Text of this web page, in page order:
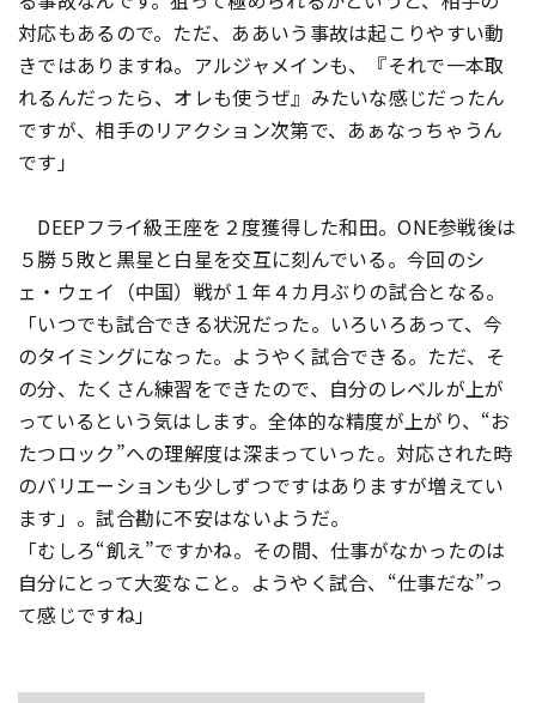
対応もあるので。ただ、ああいう事故は起こりやすい動
きではありますね。アルジャメインも、『それで一本取
れるんだったら、オレも使うぜ』みたいな感じだったん
ですが、相手のリアクション次第で、あぁなっちゃうん
です」
DEEPフライ級王座を２度獲得した和田。ONE参戦後は
５勝５敗と黒星と白星を交互に刻んでいる。今回のシ
ェ・ウェイ（中国）戦が１年４カ月ぶりの試合となる。
「いつでも試合できる状況だった。いろいろあって、今
のタイミングになった。ようやく試合できる。ただ、そ
の分、たくさん練習をできたので、自分のレベルが上が
っているという気はします。全体的な精度が上がり、“お
たつロック”への理解度は深まっていった。対応された時
のバリエーションも少しずつですはありますが増えてい
ます」。試合勘に不安はないようだ。
「むしろ“飢え”ですかね。その間、仕事がなかったのは
自分にとって大変なこと。ようやく試合、“仕事だな”っ
て感じですね」